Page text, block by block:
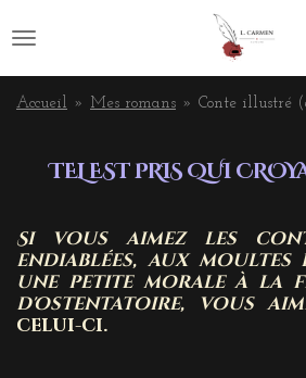
au
principal
Accueil » Mes romans » Conte illustré
TEL EST PRIS QUI
Si vous aimez les
endiablées, aux moultes
une petite morale à la
d'ostentatoire, vous
celui-ci.